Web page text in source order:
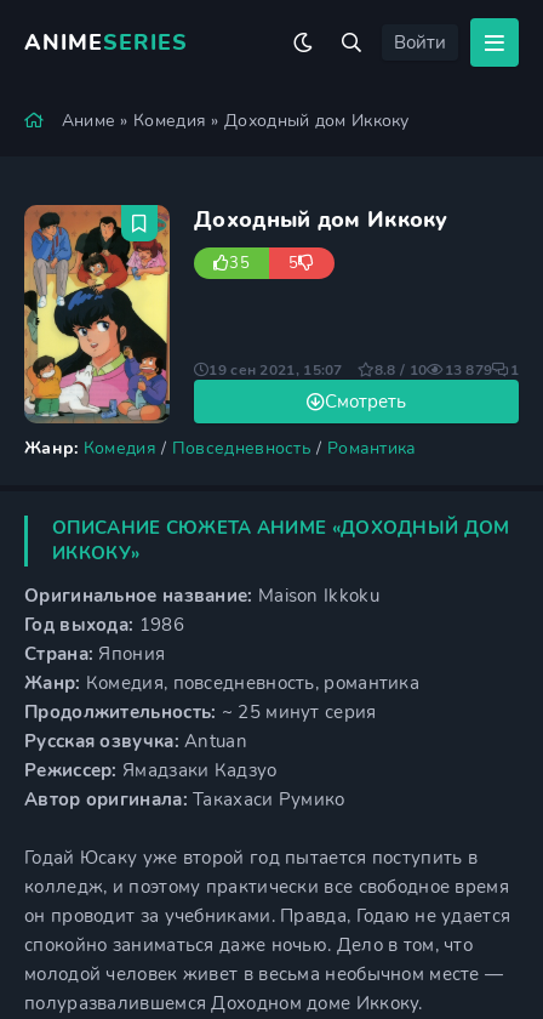
ANIMESERIES Войти
Аниме » Комедия » Доходный дом Иккоку
Доходный дом Иккоку
35 5
Жанр: Комедия / Повседневность / Романтика
Смотреть
19 сен 2021, 15:07 8.8 / 10 13 879 1
ОПИСАНИЕ СЮЖЕТА АНИМЕ «ДОХОДНЫЙ ДОМ
ИККОКУ»
Оригинальное название: Maison Ikkoku
Год выхода: 1986
Страна: Япония
Жанр: Комедия, повседневность, романтика
Продолжительность: ~ 25 минут серия
Русская озвучка: Antuan
Режиссер: Ямадзаки Кадзуо
Автор оригинала: Такахаси Румико
Годай Юсаку уже второй год пытается поступить в
колледж, и поэтому практически все свободное время
он проводит за учебниками. Правда, Годаю не удается
спокойно заниматься даже ночью. Дело в том, что
молодой человек живет в весьма необычном месте —
полуразвалившемся Доходном доме Иккоку.